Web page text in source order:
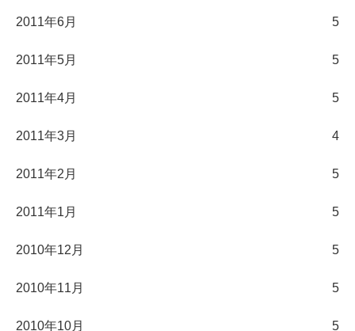
2011年6月 5
2011年5月 5
2011年4月 5
2011年3月 4
2011年2月 5
2011年1月 5
2010年12月 5
2010年11月 5
2010年10月 5